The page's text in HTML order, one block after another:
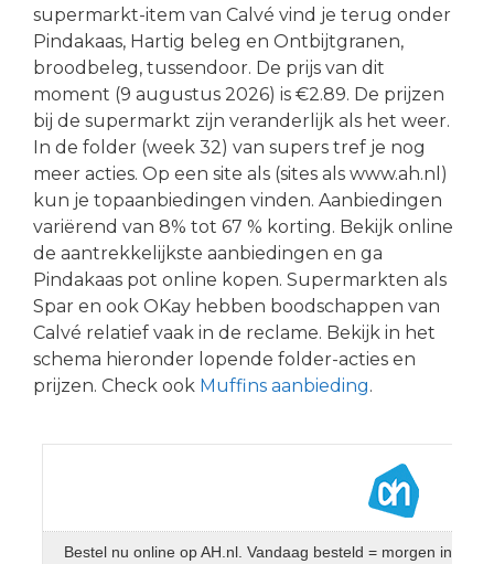
supermarkt-item van Calvé vind je terug onder
Pindakaas, Hartig beleg en Ontbijtgranen,
broodbeleg, tussendoor. De prijs van dit
moment (9 augustus 2026) is €2.89. De prijzen
bij de supermarkt zijn veranderlijk als het weer.
In de folder (week 32) van supers tref je nog
meer acties. Op een site als (sites als www.ah.nl)
kun je topaanbiedingen vinden. Aanbiedingen
variërend van 8% tot 67 % korting. Bekijk online
de aantrekkelijkste aanbiedingen en ga
Pindakaas pot online kopen. Supermarkten als
Spar en ook OKay hebben boodschappen van
Calvé relatief vaak in de reclame. Bekijk in het
schema hieronder lopende folder-acties en
prijzen. Check ook Muffins aanbieding.
Bestel nu online op AH.nl. Vandaag besteld = morgen in